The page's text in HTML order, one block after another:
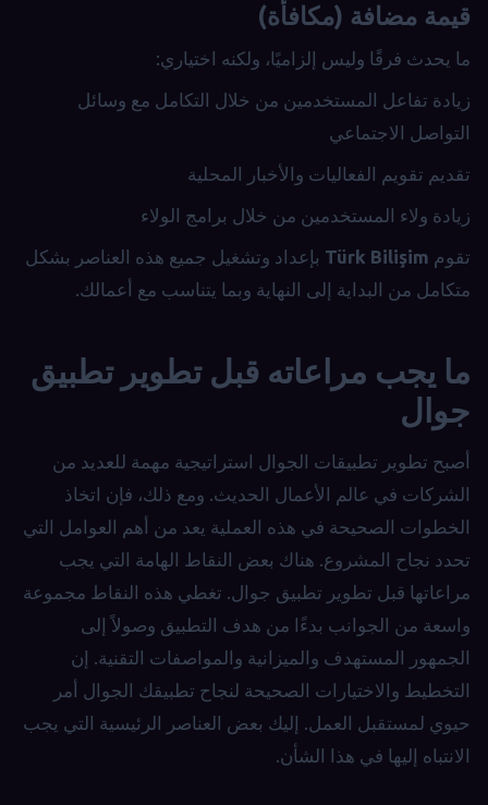
قيمة مضافة (مكافأة)
ما يحدث فرقًا وليس إلزاميًا، ولكنه اختياري:
زيادة تفاعل المستخدمين من خلال التكامل مع وسائل
التواصل الاجتماعي
تقديم تقويم الفعاليات والأخبار المحلية
زيادة ولاء المستخدمين من خلال برامج الولاء
تقوم Türk Bilişim بإعداد وتشغيل جميع هذه العناصر بشكل
متكامل من البداية إلى النهاية وبما يتناسب مع أعمالك.
ما يجب مراعاته قبل تطوير تطبيق
جوال
أصبح تطوير تطبيقات الجوال استراتيجية مهمة للعديد من
الشركات في عالم الأعمال الحديث. ومع ذلك، فإن اتخاذ
الخطوات الصحيحة في هذه العملية يعد من أهم العوامل التي
تحدد نجاح المشروع. هناك بعض النقاط الهامة التي يجب
مراعاتها قبل تطوير تطبيق جوال. تغطي هذه النقاط مجموعة
واسعة من الجوانب بدءًا من هدف التطبيق وصولاً إلى
الجمهور المستهدف والميزانية والمواصفات التقنية. إن
التخطيط والاختيارات الصحيحة لنجاح تطبيقك الجوال أمر
حيوي لمستقبل العمل. إليك بعض العناصر الرئيسية التي يجب
الانتباه إليها في هذا الشأن.